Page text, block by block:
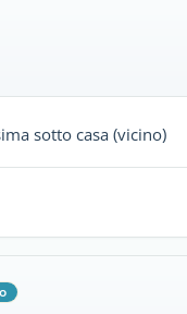
sotto casa (vicino)